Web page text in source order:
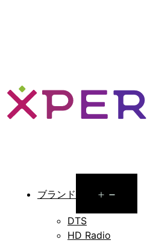
ブランド
menu
DTS
HD Radio